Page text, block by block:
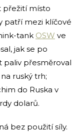
přežití místo
patří mezi klíčové
tank OSW ve
jak se po
paliv přesměroval
ruský trh;
do Ruska v
dolarů.
bez použití síly.